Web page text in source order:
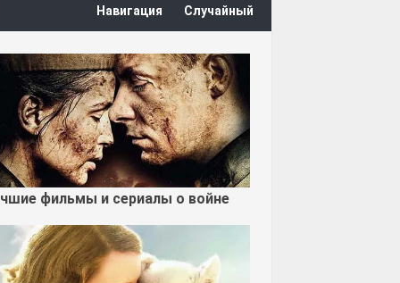
Навигация Случайный
фильмы и сериалы о войне